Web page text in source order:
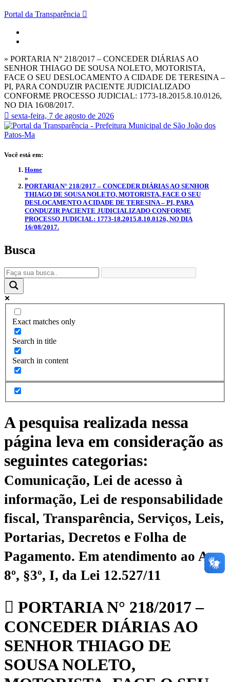
Portal da Transparência
» PORTARIA N° 218/2017 – CONCEDER DIÁRIAS AO
SENHOR THIAGO DE SOUSA NOLETO, MOTORISTA,
FACE O SEU DESLOCAMENTO A CIDADE DE TERESINA –
PI, PARA CONDUZIR PACIENTE JUDICIALIZADO
CONFORME PROCESSO JUDICIAL: 1773-18.2015.8.10.0126,
NO DIA 16/08/2017.
sexta-feira, 7 de agosto de 2026
Você está em:
Home
»
PORTARIA N° 218/2017 – CONCEDER DIÁRIAS AO SENHOR
THIAGO DE SOUSA NOLETO, MOTORISTA, FACE O SEU
DESLOCAMENTO A CIDADE DE TERESINA – PI, PARA
CONDUZIR PACIENTE JUDICIALIZADO CONFORME
PROCESSO JUDICIAL: 1773-18.2015.8.10.0126, NO DIA
16/08/2017.
Busca
Exact matches only
Search in title
Search in content
A pesquisa realizada nessa
página leva em consideração as
seguintes categorias:
Comunicação, Lei de acesso à
informação, Lei de responsabilidade
fiscal, Transparência, Serviços, Leis,
Portarias, Decretos e Folha de
Pagamento. Em atendimento ao Art.
8º, §3º, I, da Lei 12.527/11
PORTARIA N° 218/2017 –
CONCEDER DIÁRIAS AO
SENHOR THIAGO DE
SOUSA NOLETO,